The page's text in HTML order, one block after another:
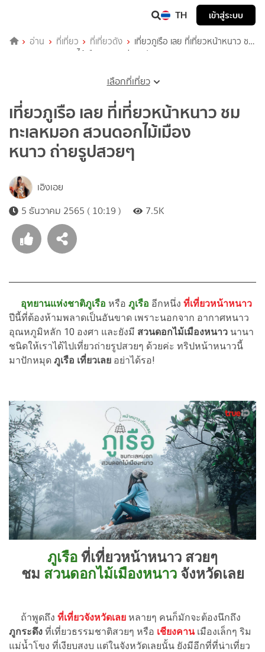
TH เข้าสู่ระบบ
อ่าน ที่เที่ยว ที่เที่ยวดัง
เที่ยวภูเรือ เลย ที่เที่ยวหน้าหนาว ชม
ทะเลหมอก สวนดอกไม้เมืองหนาว ถ่ายรูปสวยๆ
เลือกที่เที่ยว
เที่ยวภูเรือ เลย ที่เที่ยวหน้าหนาว ชม
ทะเลหมอก สวนดอกไม้เมือง
หนาว ถ่ายรูปสวยๆ
เอิงเอย
5 ธันวาคม 2565 ( 10:19 )
7.5K
อุทยานแห่งชาติภูเรือ หรือ ภูเรือ อีกหนึ่ง ที่เที่ยวหน้าหนาว
ปีนี้ที่ต้องห้ามพลาดเป็นอันขาด เพราะนอกจาก อากาศหนาว
อุณหภูมิหลัก 10 องศา และยังมี สวนดอกไม้เมืองหนาว นานา
ชนิดให้เราได้ไปเที่ยวถ่ายรูปสวยๆ ด้วยค่ะ ทริปหน้าหนาวนี้
มาปักหมุด ภูเรือ เที่ยวเลย อย่าได้รอ!
ภูเรือ ที่เที่ยวหน้าหนาว สวยๆ
ชม สวนดอกไม้เมืองหนาวจังหวัดเลย
ถ้าพูดถึง ที่เที่ยวจังหวัดเลย หลายๆ คนก็มักจะต้องนึกถึง
ภูกระดึง ที่เที่ยวธรรมชาติสวยๆ หรือ เชียงคานเมืองเล็กๆ ริม
แม่น้ำโขง ที่เงียบสงบ แต่ในจังหวัดเลยนั้น ยังมีอีกที่ที่น่าเที่ยว